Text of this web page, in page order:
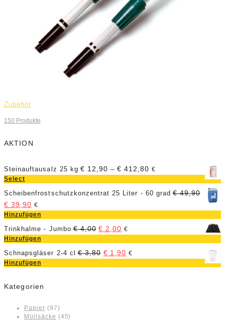
Zubehör
150 Produkte
AKTION
Steinauftausalz 25 kg € 12,90 –€ 412,80 €
Select
Scheibenfrostschutzkonzentrat 25 Liter - 60 grad €49,90
€ 39,90 €
Hinzufügen
Trinkhalme - Jumbo €4,00 € 2,00 €
Hinzufügen
Schnapsgläser 2-4 cl €3,80 € 1,90 €
Hinzufügen
Kategorien
Papier (97)
Müllsäcke (45)